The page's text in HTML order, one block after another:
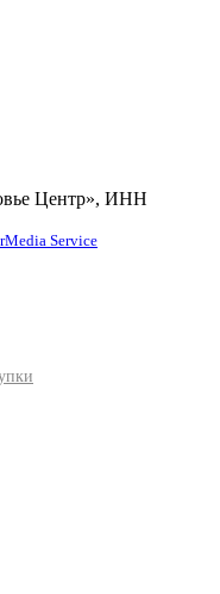
Центр», ИНН
Service